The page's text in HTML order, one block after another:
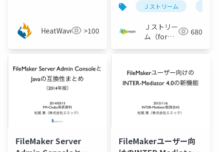
ートスタイル)]
HeatWavejp >100
Ｊストリーム
Ｊストリー
ム（for
680
FileMaker Server
FileMakerユーザー向